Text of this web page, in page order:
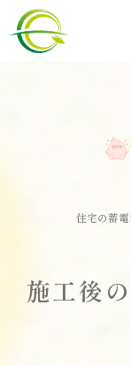
住宅の蓄
施工後